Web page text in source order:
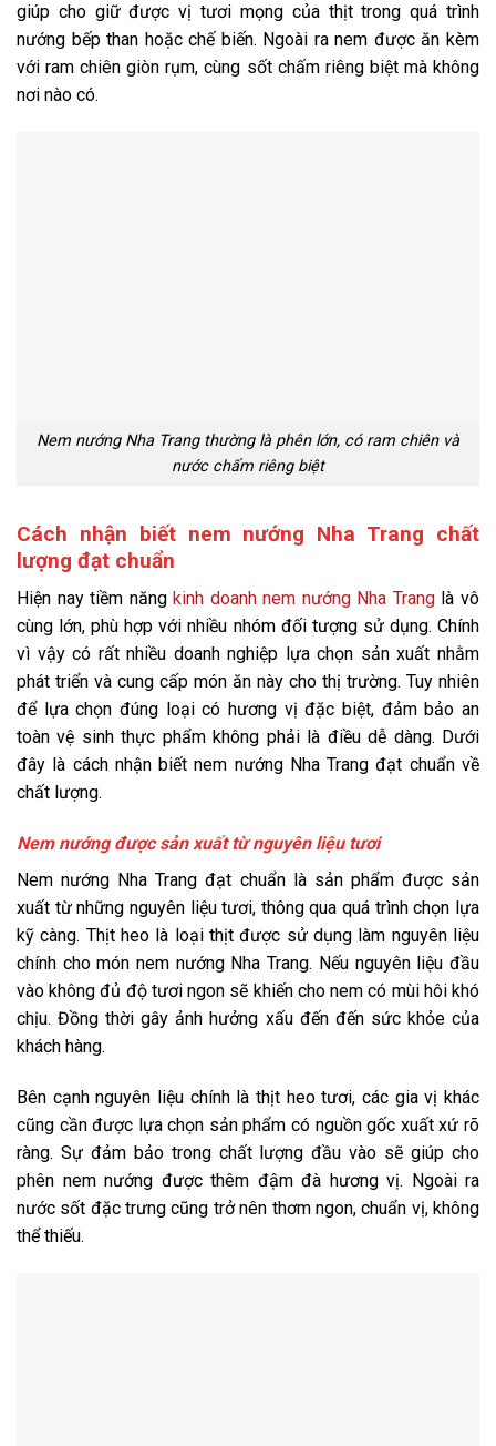
giúp cho giữ được vị tươi mọng của thịt trong quá trình
nướng bếp than hoặc chế biến. Ngoài ra nem được ăn kèm
với ram chiên giòn rụm, cùng sốt chấm riêng biệt mà không
nơi nào có.
Nem nướng Nha Trang thường là phên lớn, có ram chiên và
nước chấm riêng biệt
Cách nhận biết nem nướng Nha Trang chất
lượng đạt chuẩn
Hiện nay tiềm năng kinh doanh nem nướng Nha Tranglà vô
cùng lớn, phù hợp với nhiều nhóm đối tượng sử dụng. Chính
vì vậy có rất nhiều doanh nghiệp lựa chọn sản xuất nhằm
phát triển và cung cấp món ăn này cho thị trường. Tuy nhiên
để lựa chọn đúng loại có hương vị đặc biệt, đảm bảo an
toàn vệ sinh thực phẩm không phải là điều dễ dàng. Dưới
đây là cách nhận biết nem nướng Nha Trang đạt chuẩn về
chất lượng.
Nem nướng được sản xuất từ nguyên liệu tươi
Nem nướng Nha Trang đạt chuẩn là sản phẩm được sản
xuất từ những nguyên liệu tươi, thông qua quá trình chọn lựa
kỹ càng. Thịt heo là loại thịt được sử dụng làm nguyên liệu
chính cho món nem nướng Nha Trang. Nếu nguyên liệu đầu
vào không đủ độ tươi ngon sẽ khiến cho nem có mùi hôi khó
chịu. Đồng thời gây ảnh hưởng xấu đến đến sức khỏe của
khách hàng.
Bên cạnh nguyên liệu chính là thịt heo tươi, các gia vị khác
cũng cần được lựa chọn sản phẩm có nguồn gốc xuất xứ rõ
ràng. Sự đảm bảo trong chất lượng đầu vào sẽ giúp cho
phên nem nướng được thêm đậm đà hương vị. Ngoài ra
nước sốt đặc trưng cũng trở nên thơm ngon, chuẩn vị, không
thể thiếu.